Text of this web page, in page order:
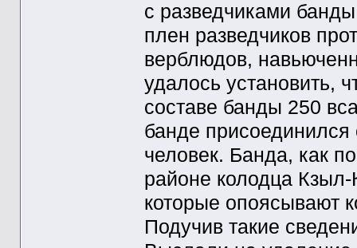
с разведчиками
плен разведчиков
верблюдов,
удалось установить,
составе банды 250
банде
человек. Банда, как
районе колодца
которые опоясывают
Подучив такие